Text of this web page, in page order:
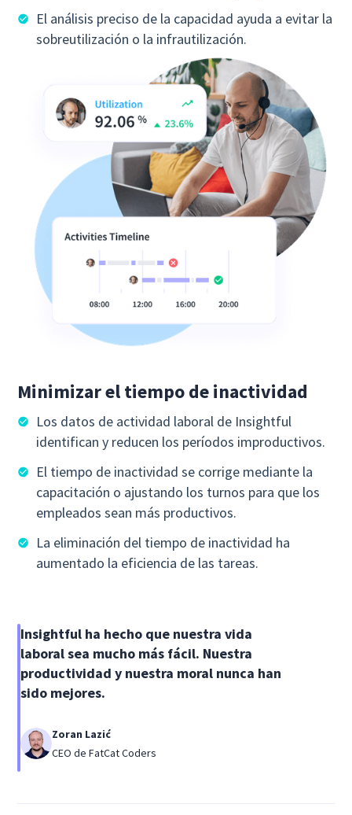
El análisis preciso de la capacidad ayuda a evitar la
sobreutilización o la infrautilización.
Minimizar el tiempo de inactividad
Los datos de actividad laboral de Insightful
identifican y reducen los períodos improductivos.
El tiempo de inactividad se corrige mediante la
capacitación o ajustando los turnos para que los
empleados sean más productivos.
La eliminación del tiempo de inactividad ha
aumentado la eficiencia de las tareas.
Insightful ha hecho que nuestra vida
laboral sea mucho más fácil. Nuestra
productividad y nuestra moral nunca han
sido mejores.
Zoran Lazić
CEO de FatCat Coders